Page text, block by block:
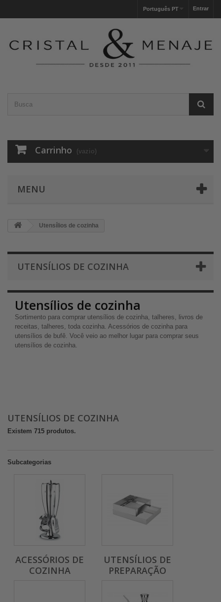
Entrar
Português PT
Carrinho (vazio)
MENU
Utensílios de cozinha
UTENSÍLIOS DE COZINHA
Utensílios de cozinha
Sortimento para comprar utensílios de cozinha, talheres, livros de
receitas, talheres, toda cozinha. Acessórios de cozinha para
utensílios de bufê. Você veio ao melhor lugar para comprar seus
utensílios de cozinha.
UTENSÍLIOS DE COZINHA
Existem 715 produtos.
Subcategorias
ACESSÓRIOS DE
COZINHA
UTENSÍLIOS DE
PREPARAÇÃO